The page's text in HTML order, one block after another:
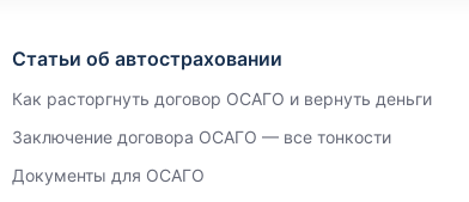
Статьи об автостраховании
Как расторгнуть договор ОСАГО и вернуть деньги
Заключение договора ОСАГО — все тонкости
Документы для ОСАГО